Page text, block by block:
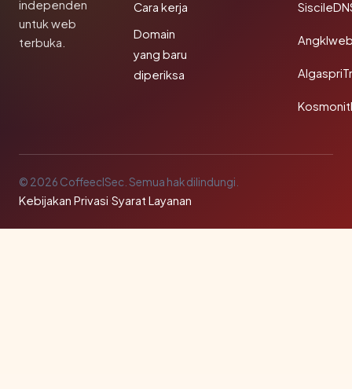
independen
untuk web
terbuka.
Cara kerja
Domain
yang baru
diperiksa
© 2026 CoffeeclSec. Semua hak dilindungi.
Kebijakan Privasi·Syarat Layanan